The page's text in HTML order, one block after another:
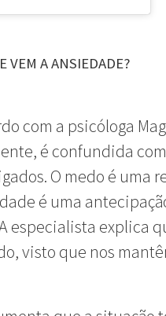
VEM A ANSIEDADE?
com a psicóloga
é confundida
O medo é uma
é uma
especialista explica
visto que nos